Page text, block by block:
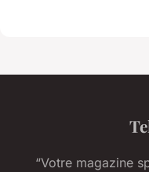
“Votre magazine